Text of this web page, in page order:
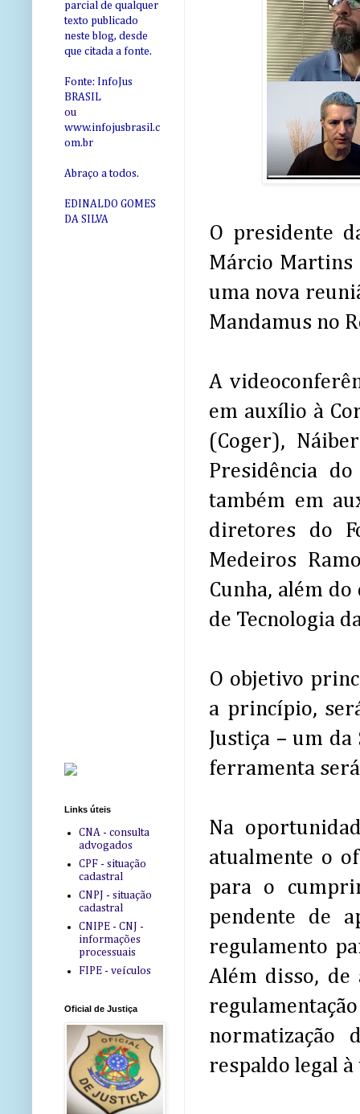
O presidente
Márcio Martins
uma nova
Mandamus no
A
em auxílio à
(Coger),
Presidência
também em
diretores do
Medeiros
Cunha, além
de Tecnologia
O objetivo
a princípio,
Justiça – um da
ferramenta
Na
atualmente o
para o
pendente de
regulamento
Além disso, de
normatização
respaldo legal
parcial de qualquer
texto publicado
neste blog, desde
que citada a fonte.
Fonte: InfoJus
BRASIL
ou
www.infojusbrasil.c
om.br
Abraço a todos.
EDINALDO GOMES
DA SILVA
Links úteis
CNA - consulta
advogados
CPF - situação
cadastral
CNPJ - situação
cadastral
CNIPE - CNJ -
informações
processuais
FIPE - veículos
Oficial de Justiça